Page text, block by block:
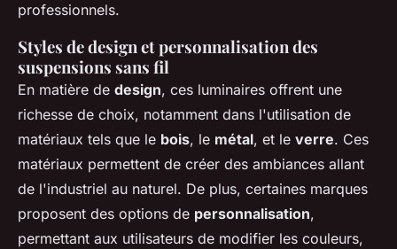
professionnels.
Styles de design et personnalisation des
suspensions sans fil
En matière de design, ces luminaires offrent une
richesse de choix, notamment dans l'utilisation de
matériaux tels que le bois, le métal, et le verre. Ces
matériaux permettent de créer des ambiances allant
de l'industriel au naturel. De plus, certaines marques
proposent des options de personnalisation,
permettant aux utilisateurs de modifier les couleurs,